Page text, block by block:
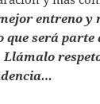
entreno y
que será parte